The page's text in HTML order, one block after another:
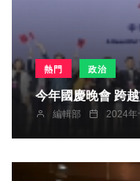
熱門 政治
今年國慶晚會 跨
編輯部 2024年